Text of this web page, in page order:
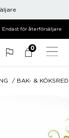
Endast för återförsäljare
0
BAK- &